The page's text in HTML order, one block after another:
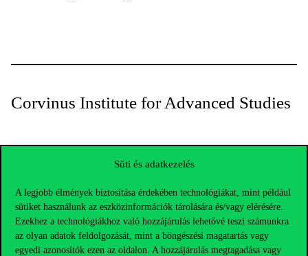
Süti és adatkezelés
A legjobb élmények biztosítása érdekében technológiákat, mint például
sütiket használunk az eszközinformációk tárolására és/vagy elérésére.
Ezekhez a technológiákhoz való hozzájárulás lehetővé teszi számunkra
az olyan adatok feldolgozását, mint a böngészési magatartás vagy
egyedi azonosítók ezen az oldalon. A hozzájárulás megtagadása vagy
Corvinus Institute for Advanced Studies
Nyitrai Erzsébet
erzsebet.nyitrai@uni-corvinus.hu
+36 1 482 7071
C épület, 337